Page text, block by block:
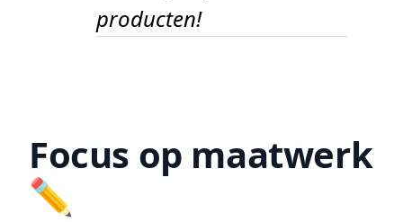
producten!
Focus op maatwerk
✏️